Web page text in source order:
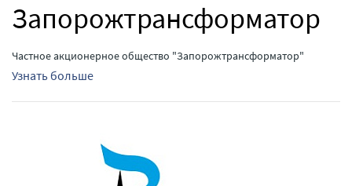
Запорожтрансформатор
Частное акционерное общество "Запорожтрансформатор"
Узнать больше